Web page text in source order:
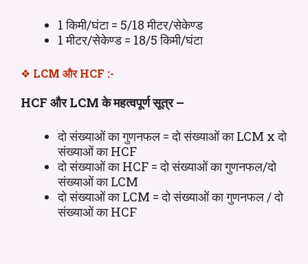
1 किमी/घंटा = 5/18 मीटर/सेकेण्ड
1 मीटर/सेकेण्ड = 18/5 किमी/घंटा
❖ LCM और HCF :-
HCF और LCM के महत्वपूर्ण सूत्र –
दो संख्याओं का गुणनफल = दो संख्याओं का LCM x दो
संख्याओं का HCF
दो संख्याओं का HCF = दो संख्याओं का गुणनफल/दो
संख्याओं का LCM
दो संख्याओं का LCM = दो संख्याओं का गुणनफल / दो
संख्याओं का HCF